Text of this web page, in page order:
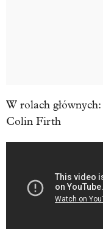
W rolach głównych:
Colin Firth